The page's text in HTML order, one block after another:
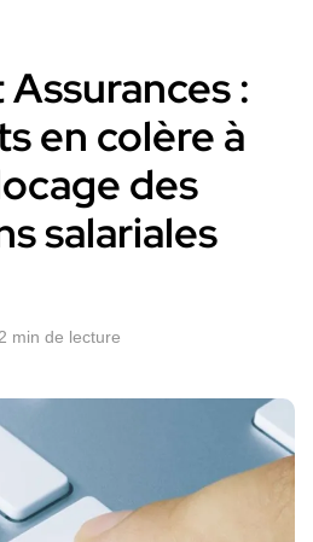
:
en colère à
des
salariales
min de lecture